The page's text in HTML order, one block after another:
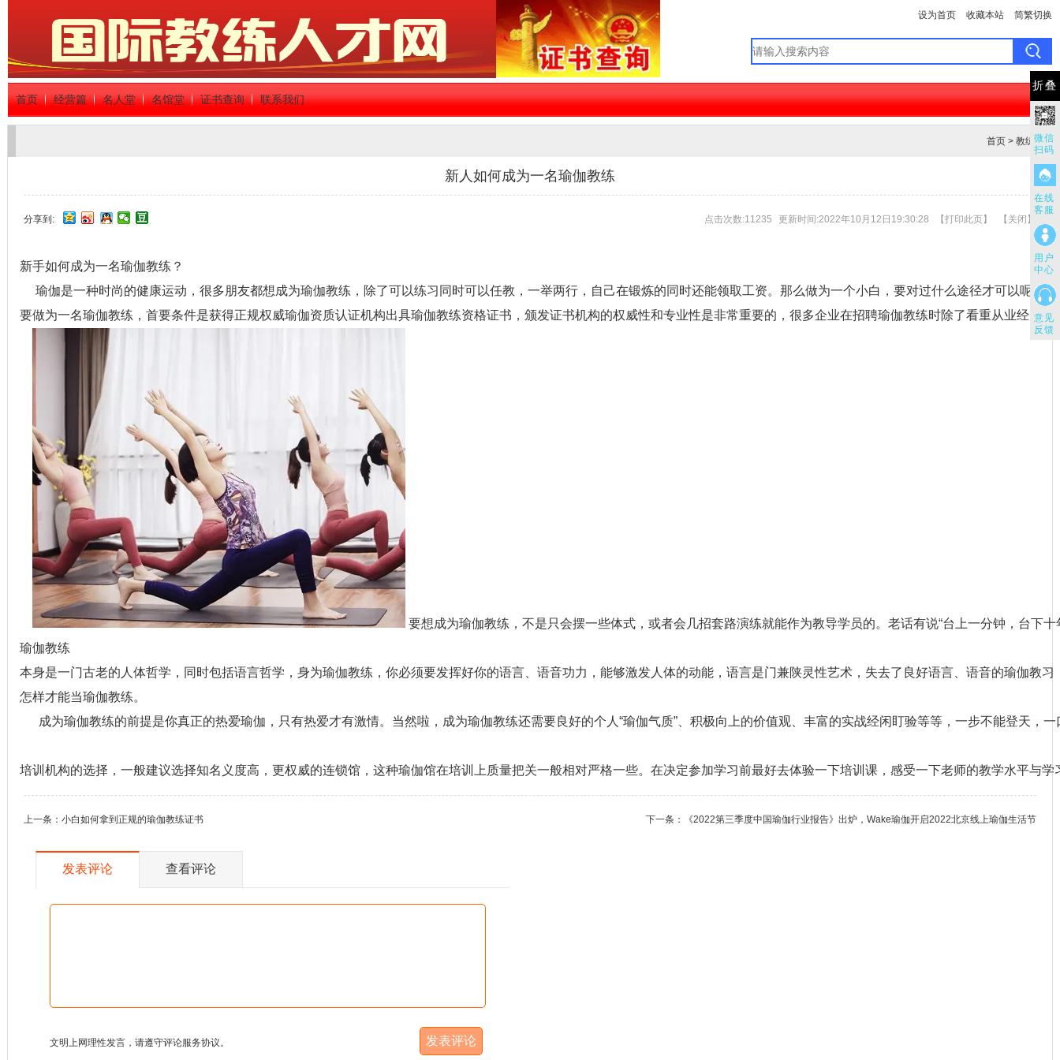
折叠
微信
扫码
在线
客服
用户
中心
意见
反馈
设为首页 收藏本站 简繁切换
首页 经营篇 名人堂 名馆堂 证书查询 联系我们
首页 > 教练篇
新人如何成为一名瑜伽教练
分享到: 点击次数:11235 更新时间:2022年10月12日19:30:28 【打印此页】 【 关闭 】
新手如何成为一名瑜伽教练？
瑜伽是一种时尚的健康运动，很多朋友都想成为瑜伽教练，除了可以练习同时可以任教，一举两行，自己在锻炼的同时还能领取工资。那么做为一个小白，要对过什么途径才可以呢？
要做为一名瑜伽教练，首要条件是获得正规权威瑜伽资质认证机构出具瑜伽教练资格证书，颁发证书机构的权威性和专业性是非常重要的，很多企业在招聘瑜伽教练时除了看重从业经历
要想成为瑜伽教练，不是只会摆一些体式，或者会几招套路演练就能作为教导学员的。老话有说“台上一分钟，台
瑜伽教练
本身是一门古老的人体哲学，同时包括语言哲学，身为瑜伽教练，你必须要发挥好你的语言、语音功力，能够激发人体的动能，语言是门兼陕灵性艺术，失去了良好语言、语音的瑜伽
怎样才能当瑜伽教练。
成为瑜伽教练的前提是你真正的热爱瑜伽，只有热爱才有激情。当然啦，成为瑜伽教练还需要良好的个人“瑜伽气质”、积极向上的价值观、丰富的实战经闲盯验等等，一步不能登天，
培训机构的选择，一般建议选择知名义度高，更权威的连锁馆，这种瑜伽馆在培训上质量把关一般相对严格一些。在决定参加学习前最好去体验一下培训课，感受一下老师的教学水平与
上一条： 小白如何拿到正规的瑜伽教练证书 下一条： 《2022第三季度中国瑜伽行业报告》出炉，Wake瑜伽开启2022北京线上瑜伽生活节
发表评论 查看评论
文明上网理性发言，请遵守评论服务协议。